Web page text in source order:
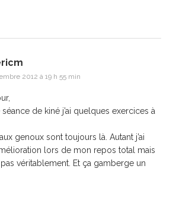
2012 à 19 h 55 min
de kiné j’ai quelques exercices à
genoux sont toujours là. Autant j’ai
lors de mon repos total mais
pas véritablement. Et ça gamberge un